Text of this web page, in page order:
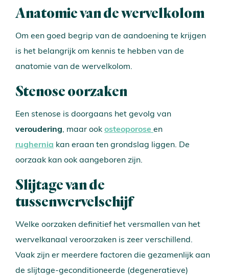
Anatomie van de wervelkolom
Om een goed begrip van de aandoening te krijgen
is het belangrijk om kennis te hebben van de
anatomie van de wervelkolom.
Stenose oorzaken
Een stenose is doorgaans het gevolg van
veroudering , maar ook osteoporose en
rughernia kan eraan ten grondslag liggen. De
oorzaak kan ook aangeboren zijn.
Slijtage van de
tussenwervelschijf
Welke oorzaken definitief het versmallen van het
wervelkanaal veroorzaken is zeer verschillend.
Vaak zijn er meerdere factoren die gezamenlijk aan
de slijtage-geconditioneerde (degeneratieve)